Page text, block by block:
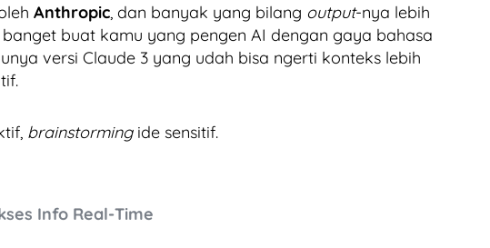
Anthropic, dan banyak yang bilang output-nya lebih
banget buat kamu yang pengen AI dengan gaya bahasa
versi Claude 3 yang udah bisa ngerti konteks lebih
brainstormingide sensitif.
Info Real-Time